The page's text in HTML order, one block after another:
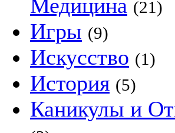
Медицина (21)
Игры (9)
Искусство (1)
История (5)
Каникулы и